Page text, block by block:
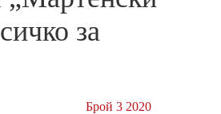
за
Брой 3 2020